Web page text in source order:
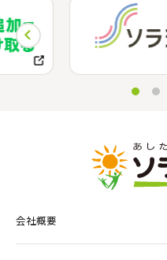
会社概要